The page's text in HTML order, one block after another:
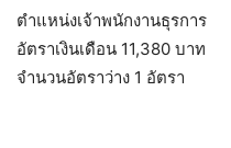
ตำแหน่งเจ้าพนักงานธุรการ
อัตราเงินเดือน 11,380 บาท
จำนวนอัตราว่าง 1 อัตรา